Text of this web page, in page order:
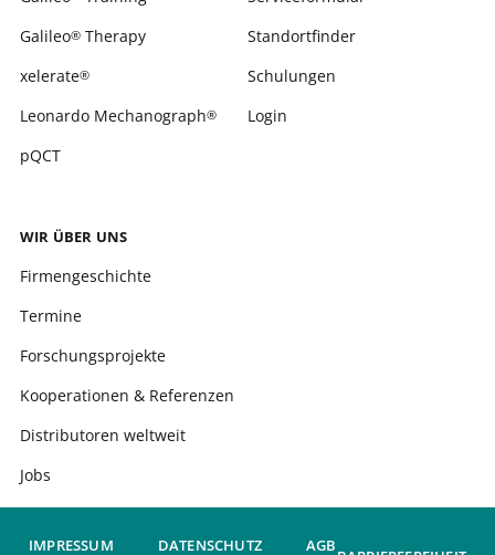
Galileo®Therapy
xelerate®
Leonardo Mechanograph®
pQCT
Standortfinder
Schulungen
Login
WIR ÜBER UNS
Firmengeschichte
Termine
Forschungsprojekte
Kooperationen & Referenzen
Distributoren weltweit
Jobs
IMPRESSUM DATENSCHUTZ AGB